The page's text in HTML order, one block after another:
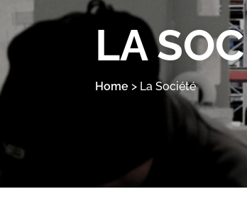
LA
Home > La Société